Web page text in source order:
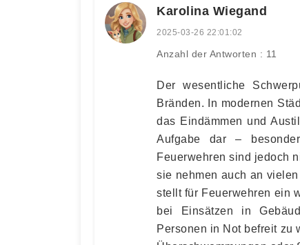
Karolina Wiegand
2025-03-26 22:01:02
Anzahl der Antworten : 11
Der wesentliche
Bränden. In modernen
das Eindämmen und
Aufgabe dar –
Feuerwehren sind jedoch
sie nehmen auch an
stellt für Feuerwehren ein
bei Einsätzen in
Personen in Not befreit zu